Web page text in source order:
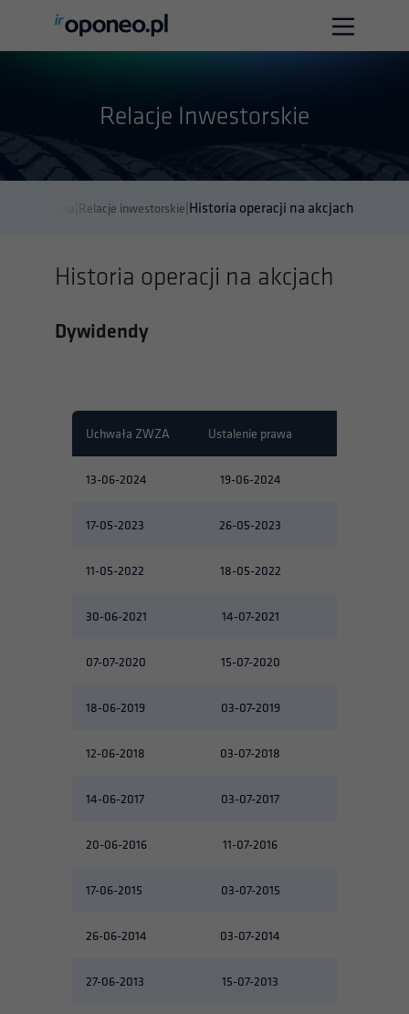
O firmie
Relacje Inwestorskie
Biuro prasowe
Relacje Inwestorskie
Relacje inwestorskie|Historia operacji na akcjach
Historia operacji na akcjach
Dywidendy
Uchwała ZWZA Ustalenie prawa
13-06-2024 19-06-2024
17-05-2023 26-05-2023
11-05-2022 18-05-2022
30-06-2021 14-07-2021
07-07-2020 15-07-2020
18-06-2019 03-07-2019
12-06-2018 03-07-2018
14-06-2017 03-07-2017
20-06-2016 11-07-2016
17-06-2015 03-07-2015
26-06-2014 03-07-2014
27-06-2013 15-07-2013